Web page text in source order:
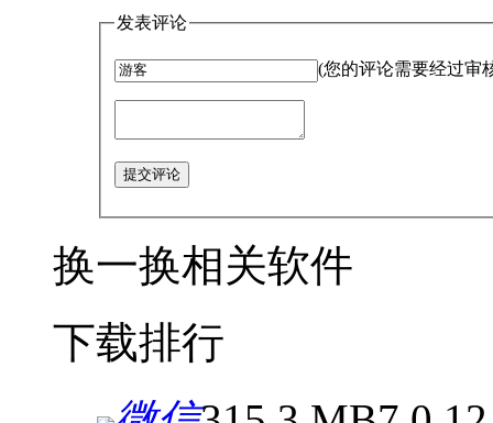
发表评论
(您的评论需要经过审
提交评论
换一换相关软件
下载排行